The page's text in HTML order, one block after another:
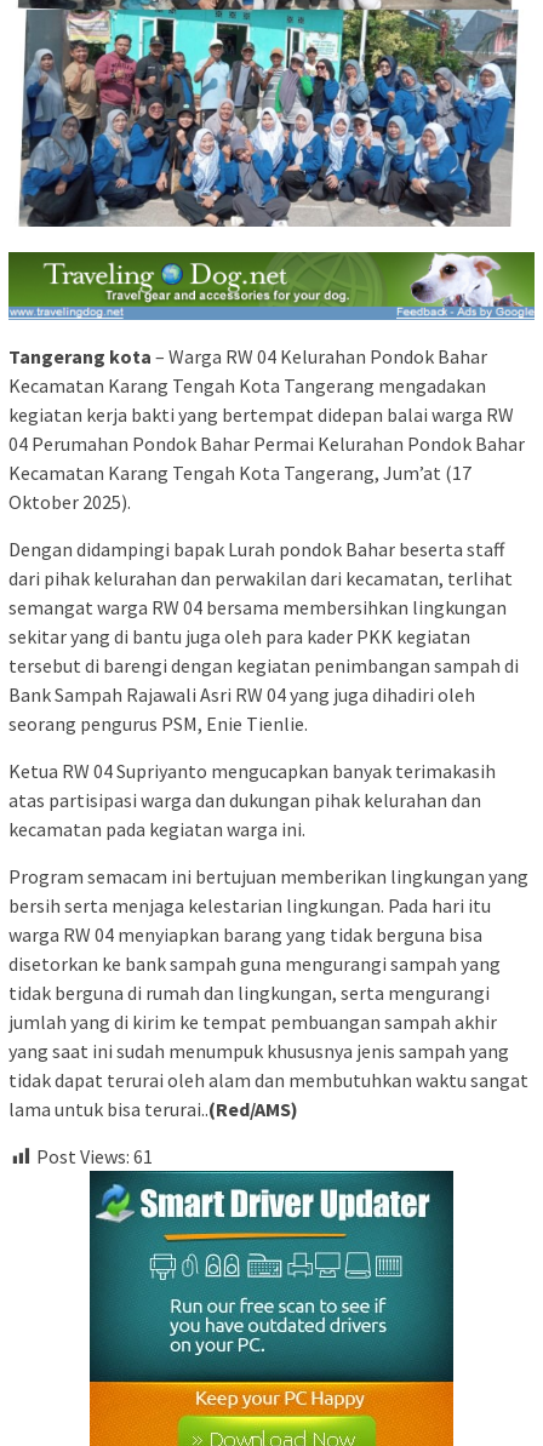
Tangerang kota – Warga RW 04 Kelurahan Pondok Bahar
Kecamatan Karang Tengah Kota Tangerang mengadakan
kegiatan kerja bakti yang bertempat didepan balai warga RW
04 Perumahan Pondok Bahar Permai Kelurahan Pondok Bahar
Kecamatan Karang Tengah Kota Tangerang, Jum’at (17
Oktober 2025).
Dengan didampingi bapak Lurah pondok Bahar beserta staff
dari pihak kelurahan dan perwakilan dari kecamatan, terlihat
semangat warga RW 04 bersama membersihkan lingkungan
sekitar yang di bantu juga oleh para kader PKK kegiatan
tersebut di barengi dengan kegiatan penimbangan sampah di
Bank Sampah Rajawali Asri RW 04 yang juga dihadiri oleh
seorang pengurus PSM, Enie Tienlie.
Ketua RW 04 Supriyanto mengucapkan banyak terimakasih
atas partisipasi warga dan dukungan pihak kelurahan dan
kecamatan pada kegiatan warga ini.
Program semacam ini bertujuan memberikan lingkungan yang
bersih serta menjaga kelestarian lingkungan. Pada hari itu
warga RW 04 menyiapkan barang yang tidak berguna bisa
disetorkan ke bank sampah guna mengurangi sampah yang
tidak berguna di rumah dan lingkungan, serta mengurangi
jumlah yang di kirim ke tempat pembuangan sampah akhir
yang saat ini sudah menumpuk khususnya jenis sampah yang
tidak dapat terurai oleh alam dan membutuhkan waktu sangat
lama untuk bisa terurai..(Red/AMS)
Post Views: 61